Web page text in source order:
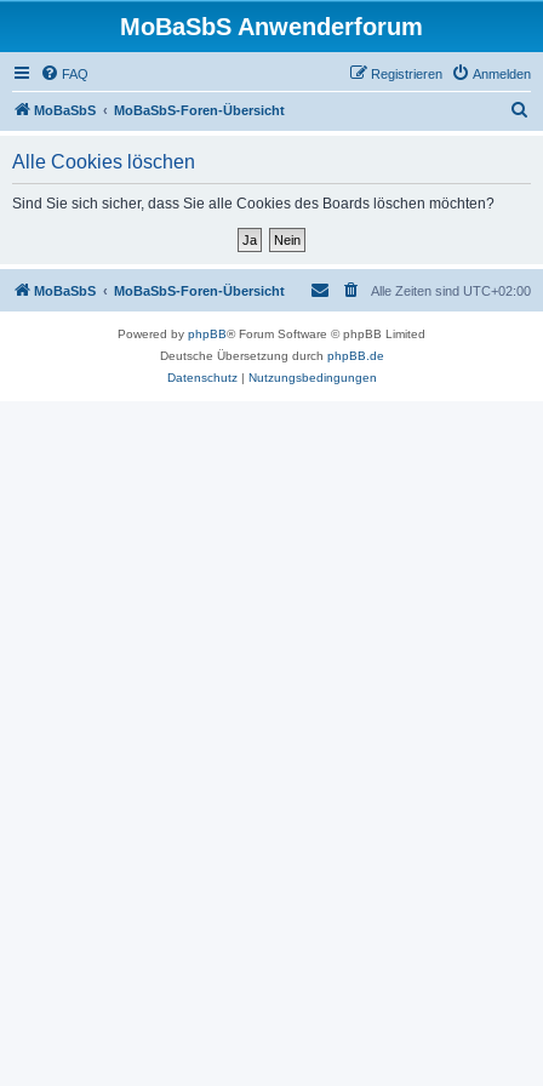
MoBaSbS Anwenderforum
FAQ Anmelden
Registrieren
MoBaSbS MoBaSbS-Foren-Übersicht
Alle Cookies löschen
Sind Sie sich sicher, dass Sie alle Cookies des Boards löschen möchten?
MoBaSbS MoBaSbS-Foren-Übersicht Alle Zeiten sind UTC+02:00
Powered by phpBB® Forum Software © phpBB Limited
Deutsche Übersetzung durch phpBB.de
Datenschutz| Nutzungsbedingungen